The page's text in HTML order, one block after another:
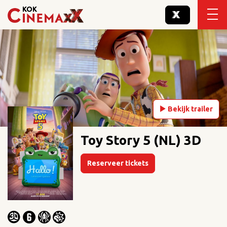
Bekijk trailer
Toy Story 5 (NL) 3D
Reserveer tickets